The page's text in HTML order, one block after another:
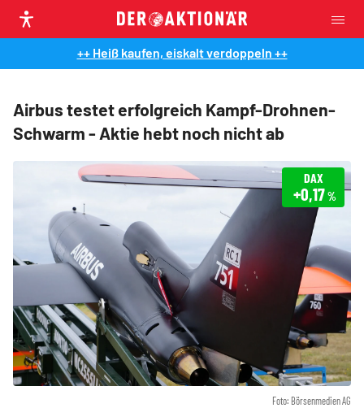
++ Heiß kaufen, eiskalt verdoppeln ++
Airbus testet erfolgreich Kampf-Drohnen-
Schwarm - Aktie hebt noch nicht ab
Foto: Börsenmedien AG
DAX
+0,17%